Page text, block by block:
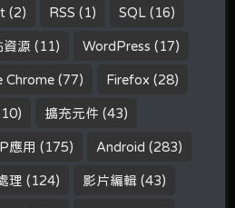
(2) RSS (1) SQL (16)
資源 (11) WordPress (17)
Chrome (77) Firefox (28)
擴充元件 (43)
應用 (175) Android (283)
理 (124) 影片編輯 (43)